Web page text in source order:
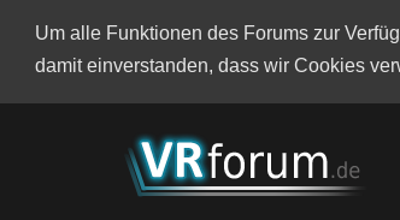
Um alle Funktionen des Forums zur
damit einverstanden, dass wir Cookies